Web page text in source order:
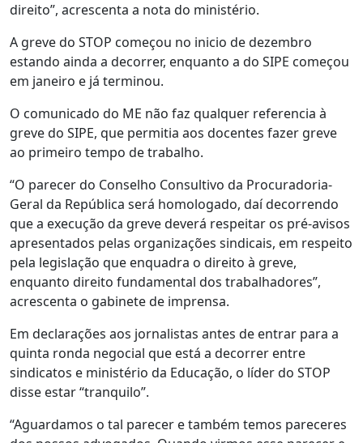
direito”, acrescenta a nota do ministério.
A greve do STOP começou no inicio de dezembro
estando ainda a decorrer, enquanto a do SIPE começou
em janeiro e já terminou.
O comunicado do ME não faz qualquer referencia à
greve do SIPE, que permitia aos docentes fazer greve
ao primeiro tempo de trabalho.
“O parecer do Conselho Consultivo da Procuradoria-
Geral da República será homologado, daí decorrendo
que a execução da greve deverá respeitar os pré-avisos
apresentados pelas organizações sindicais, em respeito
pela legislação que enquadra o direito à greve,
enquanto direito fundamental dos trabalhadores”,
acrescenta o gabinete de imprensa.
Em declarações aos jornalistas antes de entrar para a
quinta ronda negocial que está a decorrer entre
sindicatos e ministério da Educação, o líder do STOP
disse estar “tranquilo”.
“Aguardamos o tal parecer e também temos pareceres